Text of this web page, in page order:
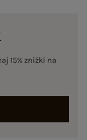
15% zniżki na